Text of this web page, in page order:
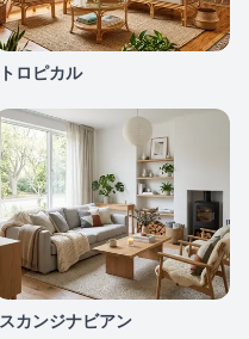
トロピカル
スカンジナビアン